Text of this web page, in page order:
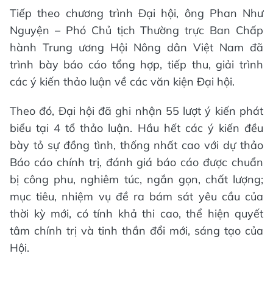
Tiếp theo chương trình Đại hội, ông Phan Như
Nguyện – Phó Chủ tịch Thường trực Ban Chấp
hành Trung ương Hội Nông dân Việt Nam đã
trình bày báo cáo tổng hợp, tiếp thu, giải trình
các ý kiến thảo luận về các văn kiện Đại hội.
Theo đó, Đại hội đã ghi nhận 55 lượt ý kiến phát
biểu tại 4 tổ thảo luận. Hầu hết các ý kiến đều
bày tỏ sự đồng tình, thống nhất cao với dự thảo
Báo cáo chính trị, đánh giá báo cáo được chuẩn
bị công phu, nghiêm túc, ngắn gọn, chất lượng;
mục tiêu, nhiệm vụ đề ra bám sát yêu cầu của
thời kỳ mới, có tính khả thi cao, thể hiện quyết
tâm chính trị và tinh thần đổi mới, sáng tạo của
Hội.